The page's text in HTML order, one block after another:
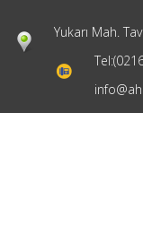
Yukarı Mah.
Tel: